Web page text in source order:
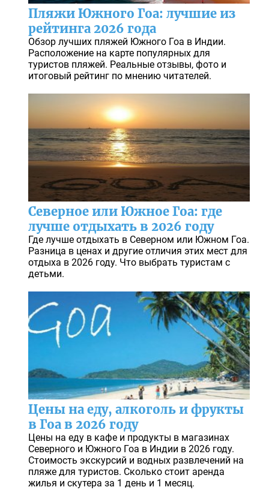
Пляжи Южного Гоа: лучшие из
рейтинга 2026 года
Обзор лучших пляжей Южного Гоа в Индии.
Расположение на карте популярных для
туристов пляжей. Реальные отзывы, фото и
итоговый рейтинг по мнению читателей.
Северное или Южное Гоа: где
лучше отдыхать в 2026 году
Где лучше отдыхать в Северном или Южном Гоа.
Разница в ценах и другие отличия этих мест для
отдыха в 2026 году. Что выбрать туристам с
детьми.
Цены на еду, алкоголь и фрукты
в Гоа в 2026 году
Цены на еду в кафе и продукты в магазинах
Северного и Южного Гоа в Индии в 2026 году.
Стоимость экскурсий и водных развлечений на
пляже для туристов. Сколько стоит аренда
жилья и скутера за 1 день и 1 месяц.